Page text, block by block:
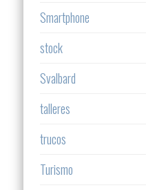
Smartphone
stock
Svalbard
talleres
trucos
Turismo